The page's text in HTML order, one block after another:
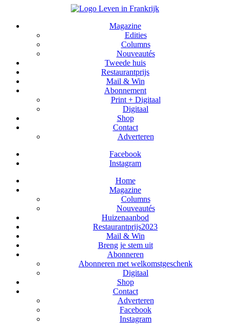
Magazine
Edities
Columns
Nouveautés
Tweede huis
Restaurantprijs
Mail & Win
Abonnement
Print + Digitaal
Digitaal
Shop
Contact
Adverteren
Facebook
Instagram
Home
Magazine
Columns
Nouveautés
Huizenaanbod
Restaurantprijs2023
Mail & Win
Breng je stem uit
Abonneren
Abonneren met welkomstgeschenk
Digitaal
Shop
Contact
Adverteren
Facebook
Instagram